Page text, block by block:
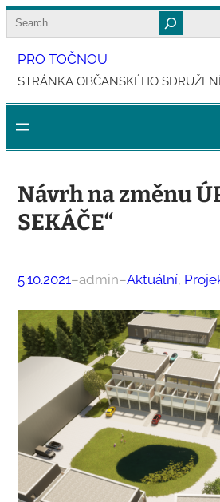
Přeskočit
na
obsah
Search
PRO TOČNOU
STRÁNKA OBČANSKÉHO SDRUŽENÍ
Návrh na změnu
SEKÁČE“
5.10.2021–admin–Aktuální,